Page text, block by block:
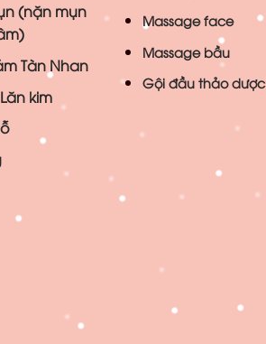
(nặn mụn
Tàn Nhan
kim
Massage face
Massage bầu
Gội đầu thảo dược